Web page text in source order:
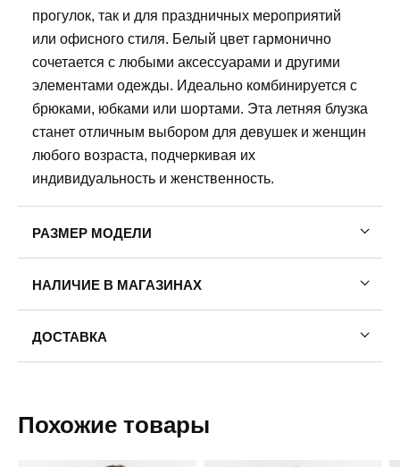
прогулок, так и для праздничных мероприятий
или офисного стиля. Белый цвет гармонично
сочетается с любыми аксессуарами и другими
элементами одежды. Идеально комбинируется с
брюками, юбками или шортами. Эта летняя блузка
станет отличным выбором для девушек и женщин
любого возраста, подчеркивая их
индивидуальность и женственность.
РАЗМЕР МОДЕЛИ
Обхват груди: 78
Обхват талии: 58
Обхват бедер: 88
На модели размер одежды: 42
НАЛИЧИЕ В МАГАЗИНАХ
ДОСТАВКА
Пермь — бесплатно
Доставка в другие города
Похожие товары